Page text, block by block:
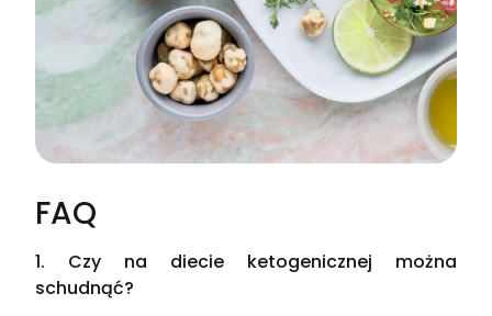
FAQ
1. Czy na diecie ketogenicznej można
schudnąć?